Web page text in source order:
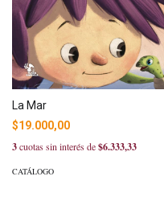
La Mar
$19.000,00
3cuotas sin interés de$6.333,33
CATÁLOGO